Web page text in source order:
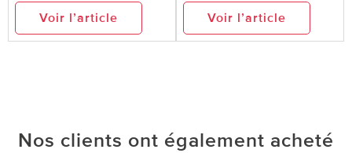
Voir l’article Voir l’article
Nos clients ont également acheté